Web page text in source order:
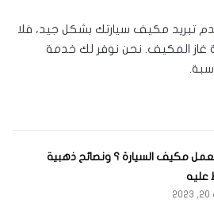
تبريد مكيف سيارتك بشكل جيد، فلا
غاز المكيف. نحن نوفر لك خدمة
مكيف السيارة ؟ ونصائح ذهبية
عليه